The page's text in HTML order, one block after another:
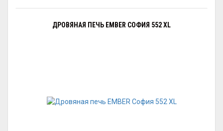
ДРОВЯНАЯ ПЕЧЬ EMBER СОФИЯ 552 XL